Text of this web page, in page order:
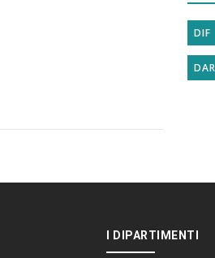
DIF
I DIPARTIMENTI